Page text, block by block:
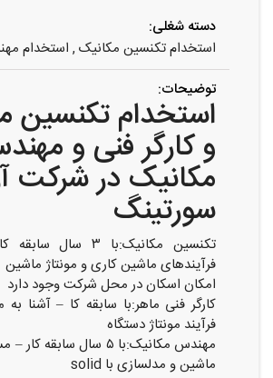
دسته شغلی:
استخدام تکنسین مکانیک , استخدام
توضیحات:
استخدام تکنسین
و کارگر فنی و
مکانیک در شرکت
سورتینگ
تکنسین مکانیک:با ۳
فرآیندهای ماشین کاری و مونتاژ ماشین
امکان اسکان در محل شرکت وجود دارد
کارگر فنی ماهر:با سابقه کا – آشنا
فرآیند مونتاژ دستگاه
مهندس مکانیک:با ۵ سال
ماشین و مدلسازی با solid